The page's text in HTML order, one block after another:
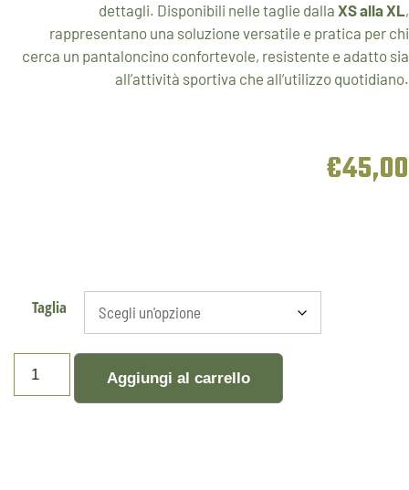
dettagli. Disponibili nelle taglie dalla XS alla XL,
rappresentano una soluzione versatile e pratica per chi
cerca un pantaloncino confortevole, resistente e adatto sia
all’attività sportiva che all’utilizzo quotidiano.
€45,00
Taglia
Aggiungi al carrello